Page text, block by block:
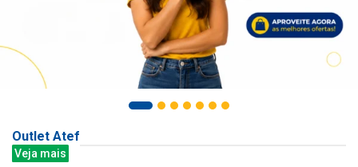
Outlet Atef
Veja mais